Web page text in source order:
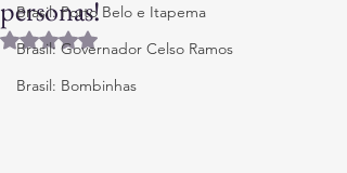
Brasil: Porto Belo e Itapema
Brasil: Governador Celso Ramos
Brasil: Bombinhas
personas!
Obtuvo NaN de 5 estrellas.